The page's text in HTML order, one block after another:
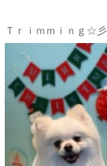
Ｔｒｉｍｍｉｎｇ☆彡